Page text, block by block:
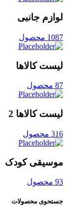
لوازم جانبی
1087 محصول
لیست کالاها
87 محصول
لیست کالاها 2
316 محصول
موسیقی کودک
93 محصول
جستحوی محصولات